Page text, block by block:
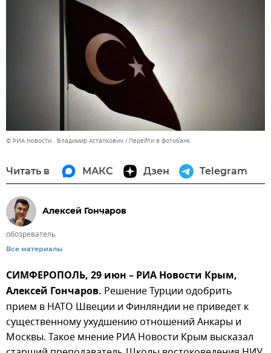
© РИА Новости . Владимир Астапкович Перейти в фотобанк
Читать в МАКС Дзен Telegram
Алексей Гончаров
обозреватель
Все материалы
СИМФЕРОПОЛЬ, 29 июн – РИА Новости Крым,
Алексей Гончаров. Решение Турции одобрить
прием в НАТО Швеции и Финляндии не приведет к
существенному ухудшению отношений Анкары и
Москвы. Такое мнение РИА Новости Крым высказал